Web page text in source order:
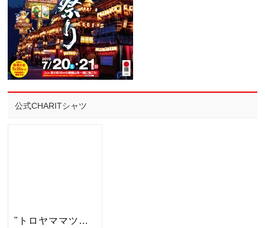
公式CHARITシャツ